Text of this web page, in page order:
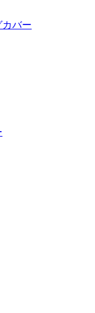
バー